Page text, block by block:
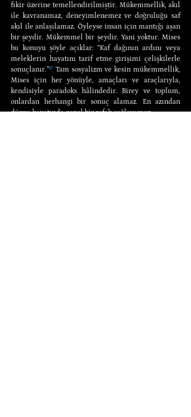
fikir üzerine temellendirilmiştir. Mükemmellik, akıl
ile kavranamaz, deneyimlenemez ve doğruluğu saf
akıl ile anlaşılamaz. Öyleyse insan için mantığı aşan
bir şeydir. Mükemmel bir şeydir. Yani yoktur. Mises
bu konuyu şöyle açıklar: “Kaf dağının ardını veya
meleklerin hayatını tarif etme girişimi çelişkilerle
sonuçlanır.”¹⁷ Tam sosyalizm ve kesin mükemmellik,
Mises için her yönüyle, amaçları ve araçlarıyla,
kendisiyle paradoks hâlindedir. Birey ve toplum,
onlardan herhangi bir sonuç alamaz. En azından
dünya hayatında genel bir refah sağlayamaz.